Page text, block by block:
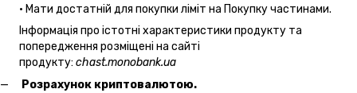
• Мати достатній для покупки ліміт на Покупку частинами.
Інформація про істотні характеристики продукту та
попередження розміщені на сайті
продукту: chast.monobank.ua
Розрахунок криптовалютою.